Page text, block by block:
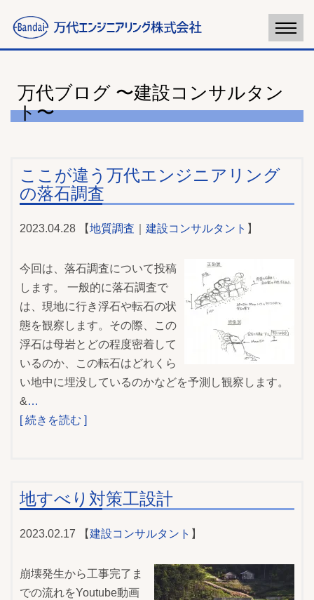
万代ブログ 〜建設コンサルタン
ト〜
ここが違う万代エンジニアリング
の落石調査
2023.04.28 【地質調査 建設コンサルタント 】
今回は、落石調査について投稿
します。 一般的に落石調査で
は、現地に行き浮石や転石の状
態を観察します。その際、この
浮石は母岩とどの程度密着して
いるのか、この転石はどれくら
い地中に埋没しているのかなどを予測し観察します。
&…
[ 続きを読む ]
地すべり対策工設計
2023.02.17 【建設コンサルタント 】
崩壊発生から工事完了ま
での流れをYoutube動画